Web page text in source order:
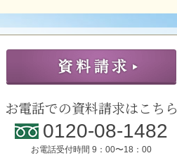
お電話での資料請求はこちら
0120-08-1482
お電話受付時間 9：00〜18：00